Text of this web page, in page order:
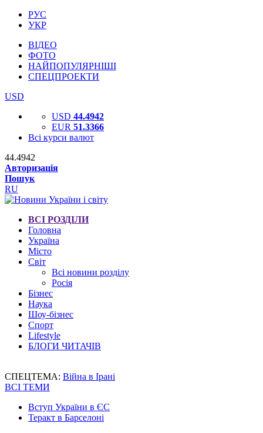
РУС
УКР
ВІДЕО
ФОТО
НАЙПОПУЛЯРНІШІ
СПЕЦПРОЕКТИ
USD
USD 44.4942
EUR 51.3366
Всі курси валют
44.4942
Авторизація
Пошук
RU
ВСІ РОЗДІЛИ
Головна
Україна
Місто
Світ
Всі новини розділу
Росія
Бізнес
Наука
Шоу-бізнес
Спорт
Lifestyle
БЛОГИ ЧИТАЧІВ
СПЕЦТЕМА: Війна в Ірані
ВСІ ТЕМИ
Вступ України в ЄС
Теракт в Барселоні